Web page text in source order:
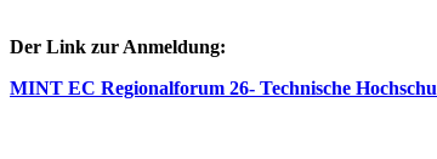
Der Link zur Anmeldung:
MINT EC Regionalforum 26- Technische